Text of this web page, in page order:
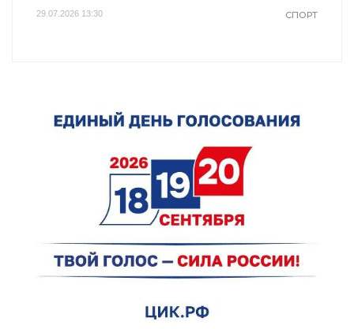
29.07.2026 13:30 СПОРТ